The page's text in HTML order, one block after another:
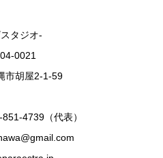
タジオ-
0021
市胡屋2-1-59
4739（代表）